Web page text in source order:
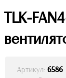
TLK-
Артикул: 6586